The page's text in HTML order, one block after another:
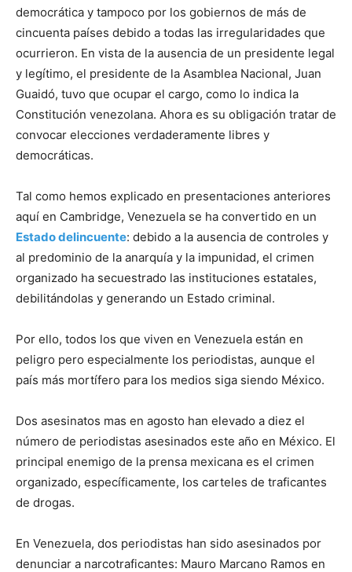
democrática y tampoco por los gobiernos de más de
cincuenta países debido a todas las irregularidades que
ocurrieron. En vista de la ausencia de un presidente legal
y legítimo, el presidente de la Asamblea Nacional, Juan
Guaidó, tuvo que ocupar el cargo, como lo indica la
Constitución venezolana. Ahora es su obligación tratar de
convocar elecciones verdaderamente libres y
democráticas.
Tal como hemos explicado en presentaciones anteriores
aquí en Cambridge, Venezuela se ha convertido en un
Estado delincuente: debido a la ausencia de controles y
al predominio de la anarquía y la impunidad, el crimen
organizado ha secuestrado las instituciones estatales,
debilitándolas y generando un Estado criminal.
Por ello, todos los que viven en Venezuela están en
peligro pero especialmente los periodistas, aunque el
país más mortífero para los medios siga siendo México.
Dos asesinatos mas en agosto han elevado a diez el
número de periodistas asesinados este año en México. El
principal enemigo de la prensa mexicana es el crimen
organizado, específicamente, los carteles de traficantes
de drogas.
En Venezuela, dos periodistas han sido asesinados por
denunciar a narcotraficantes: Mauro Marcano Ramos en